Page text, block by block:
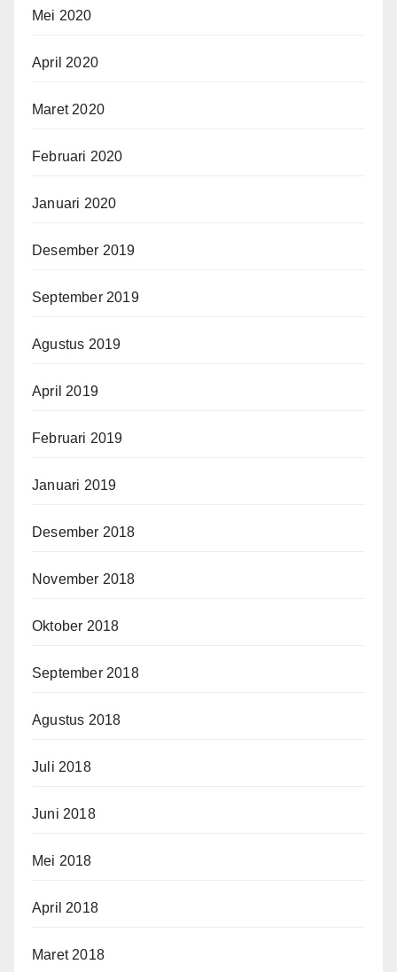
Mei 2020
April 2020
Maret 2020
Februari 2020
Januari 2020
Desember 2019
September 2019
Agustus 2019
April 2019
Februari 2019
Januari 2019
Desember 2018
November 2018
Oktober 2018
September 2018
Agustus 2018
Juli 2018
Juni 2018
Mei 2018
April 2018
Maret 2018